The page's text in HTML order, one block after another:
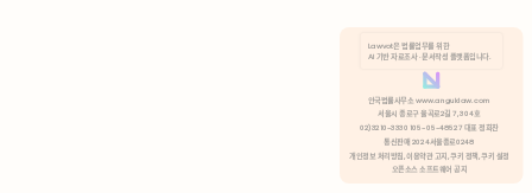
분석 쿠키 허용
Lawvot은 법률업무를 위한
AI 기반 자료조사 · 문서작성 플랫폼입니다.
안국법률사무소 www.anguklaw.com
서울시 종로구 율곡로2길 7, 304호
02)3210-3330 105-05-48527 대표 정희찬
통신판매 2024서울종로0248
개인정보 처리방침, 이용약관 고지, 쿠키 정책, 쿠키 설정
오픈소스 소프트웨어 공지